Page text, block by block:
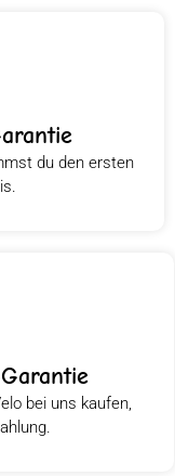
du den ersten
bei uns kaufen,